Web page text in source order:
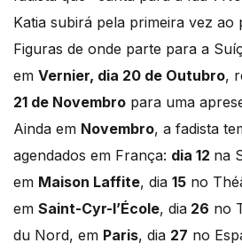
Katia subirá pela primeira vez ao
Figuras de onde parte para a
em Vernier, dia 20 de Outubro,
21 de Novembro para uma
Ainda em Novembro, a fadista
agendados em França: dia 12 na
em Maison Laffite, dia 15 no
em Saint-Cyr-l’École, dia 26 no
du Nord, em Paris, dia 27 no